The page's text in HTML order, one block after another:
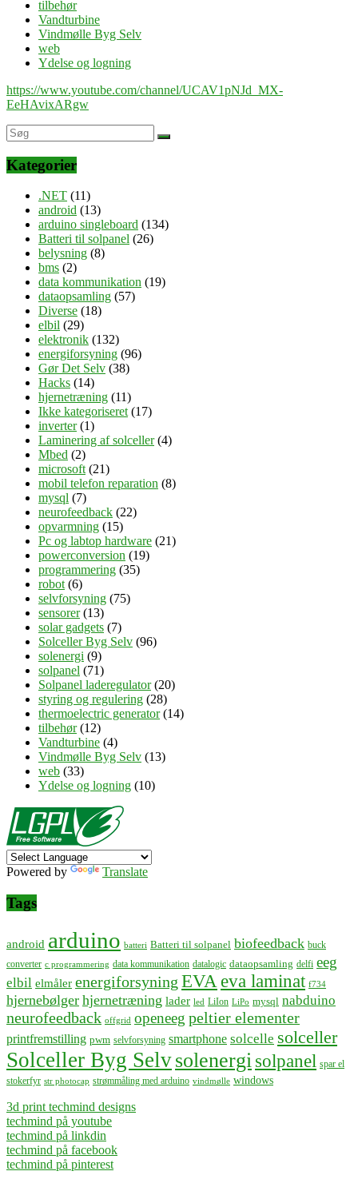
tilbehør
Vandturbine
Vindmølle Byg Selv
web
Ydelse og logning
https://www.youtube.com/channel/UCAV1pNJd_MX-
EeHAvixARgw
Kategorier
.NET (11)
android (13)
arduino singleboard (134)
Batteri til solpanel (26)
belysning (8)
bms (2)
data kommunikation (19)
dataopsamling (57)
Diverse (18)
elbil (29)
elektronik (132)
energiforsyning (96)
Gør Det Selv (38)
Hacks (14)
hjernetræning (11)
Ikke kategoriseret(17)
inverter(1)
Laminering af solceller(4)
Mbed (2)
microsoft(21)
mobil telefon reparation (8)
mysql (7)
neurofeedback (22)
opvarmning (15)
Pc og labtop hardware (21)
powerconversion (19)
programmering (35)
robot(6)
selvforsyning (75)
sensorer(13)
solar gadgets (7)
Solceller Byg Selv (96)
solenergi (9)
solpanel (71)
Solpanel laderegulator(20)
styring og regulering (28)
thermoelectric generator(14)
tilbehør(12)
Vandturbine (4)
Vindmølle Byg Selv (13)
web (33)
Ydelse og logning (10)
Powered by Translate
Tags
android arduino batteri Batteri til solpanel biofeedback buck
converter c programmering data kommunikation datalogic dataopsamling delfi eeg
elbil elmåler energiforsyning EVA eva laminat f734
hjernebølger hjernetræning lader led LiIon LiPo mysql nabduino
neurofeedback offgrid openeeg peltier elementer
printfremstilling pwm selvforsyning smartphone solcelle solceller
Solceller Byg Selvsolenergisolpanel spar el
stokerfyr str photocap strømmåling med arduino vindmølle windows
3d print techmind designs
techmind på youtube
techmind på linkdin
techmind på facebook
techmind på pinterest